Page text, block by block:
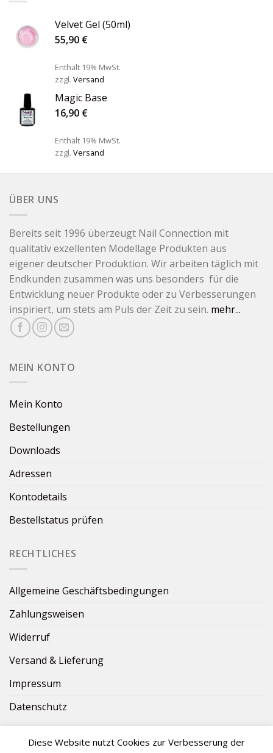
Velvet Gel (50ml)
55,90 €
Enthält 19% MwSt.
zzgl. Versand
Magic Base
16,90 €
Enthält 19% MwSt.
zzgl. Versand
ÜBER UNS
Bereits seit 1996 überzeugt Nail Connection mit
qualitativ exzellenten Modellage Produkten aus
eigener deutscher Produktion. Wir arbeiten täglich mit
Endkunden zusammen was uns besonders für die
Entwicklung neuer Produkte oder zu Verbesserungen
inspiriert, um stets am Puls der Zeit zu sein. mehr...
MEIN KONTO
Mein Konto
Bestellungen
Downloads
Adressen
Kontodetails
Bestellstatus prüfen
RECHTLICHES
Allgemeine Geschäftsbedingungen
Zahlungsweisen
Widerruf
Versand & Lieferung
Impressum
Datenschutz
Diese Website nutzt Cookies zur Verbesserung der